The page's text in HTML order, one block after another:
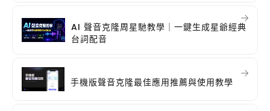
AI 聲音克隆周星馳教學｜一鍵生成星爺經典
台詞配音
手機版聲音克隆最佳應用推薦與使用教學